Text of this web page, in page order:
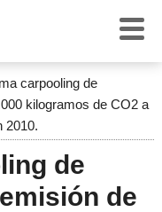
carpooling de
kilogramos de CO2 a
2010.
de
de